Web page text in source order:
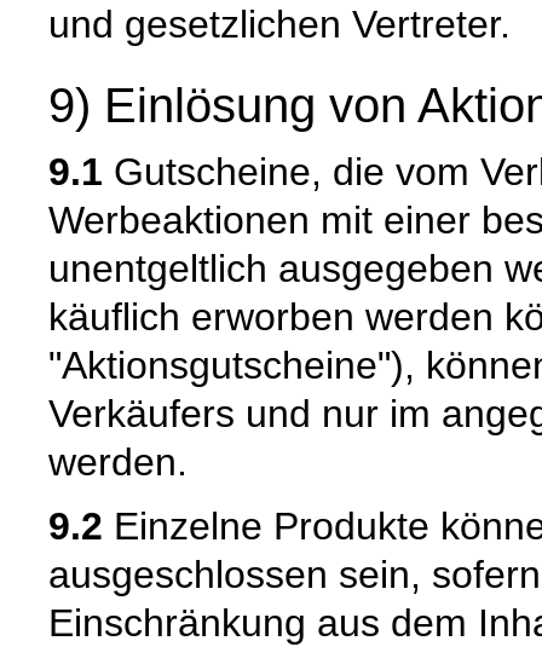
und gesetzlichen Vertreter.
9) Einlösung von
9.1 Gutscheine, die vom
Werbeaktionen mit einer
unentgeltlich ausgegeben
käuflich erworben werden
"Aktionsgutscheine"),
Verkäufers und nur im
werden.
9.2 Einzelne Produkte
ausgeschlossen sein,
Einschränkung aus dem